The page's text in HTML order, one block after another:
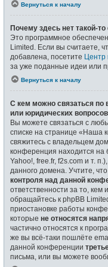
Вернуться к началу
Почему здесь нет такой-
Это программное
Limited. Если вы считаете,
добавлена, посетите Центр
за уже поданные идеи или
Вернуться к началу
С кем можно связаться по
или юридических
Вы можете связаться с
списке на странице «Наша
свяжитесь с владельцем
конференция находится на
Yahoo!, free.fr, f2s.com и т.
данного домена. Учтите,
контроля над данной
ответственности за то,
обращайтесь к phpBB
приостановке работы
которые не относятся
частично относятся к
же вы всё-таки пошлёте
данной конференции
письма, или вы можете